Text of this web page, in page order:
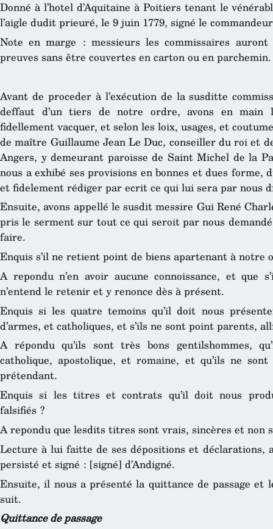
Donné à l’hotel d’Aquitaine à Poitiers tenant le
l’aigle dudit prieuré, le 9 juin 1779, signé le
Note en marge : messieurs les commissaires
preuves sans être couvertes en carton ou en parchemin.
Avant de proceder à l’exécution de la susditte
deffaut d’un tiers de notre ordre, avons en main
fidellement vacquer, et selon les loix, usages, et
de maître Guillaume Jean Le Duc, conseiller du roi et
Angers, y demeurant paroisse de Saint Michel de la
nous a exhibé ses provisions en bonnes et dues forme,
et fidelement rédiger par ecrit ce qui lui sera par nous
Ensuite, avons appellé le susdit messire Gui René
pris le serment sur tout ce qui seroit par nous
faire.
Enquis s’il ne retient point de biens apartenant à notre
A repondu n’en avoir aucune connoissance, et que
n’entend le retenir et y renonce dès à présent.
Enquis si les quatre temoins qu’il doit nous
d’armes, et catholiques, et s’ils ne sont point parents,
A répondu qu’ils sont très bons gentilshommes,
catholique, apostolique, et romaine, et qu’ils ne
prétendant.
Enquis si les titres et contrats qu’il doit nous
falsifiés ?
A repondu que lesdits titres sont vrais, sincères et non
Lecture à lui faitte de ses dépositions et déclarations,
persisté et signé : [signé] d’Andigné.
Ensuite, il nous a présenté la quittance de passage et
suit.
Quittance de passage